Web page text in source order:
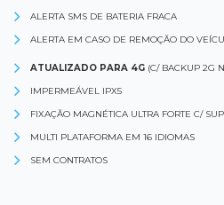
ALERTA SMS DE BATERIA FRACA
ALERTA EM CASO DE REMOÇÃO DO
ATUALIZADO PARA 4G (C/ BACKUP 2G
IMPERMEÁVEL IPX5
FIXAÇÃO MAGNÉTICA ULTRA FORTE C/
MULTI PLATAFORMA EM 16 IDIOMAS
SEM CONTRATOS